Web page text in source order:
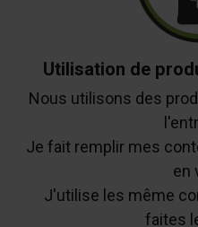
Utilisation de
Nous utilisons des
Je fait remplir mes
en
J'utilise les même
faites